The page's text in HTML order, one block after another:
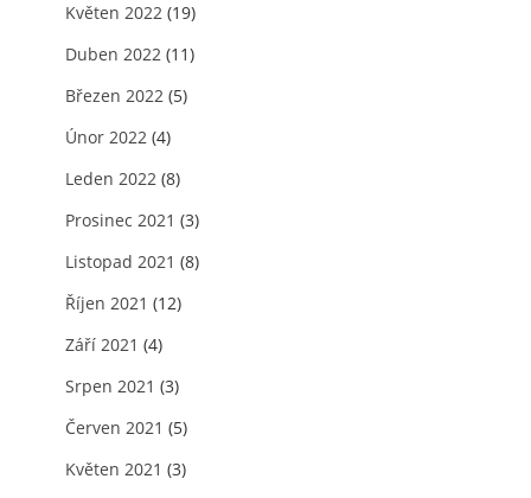
Květen 2022 (19)
Duben 2022 (11)
Březen 2022 (5)
Únor 2022 (4)
Leden 2022 (8)
Prosinec 2021 (3)
Listopad 2021 (8)
Říjen 2021 (12)
Září 2021 (4)
Srpen 2021 (3)
Červen 2021 (5)
Květen 2021 (3)